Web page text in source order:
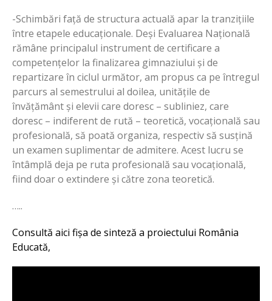
-Schimbări față de structura actuală apar la tranzițiile
între etapele educaționale. Deși Evaluarea Națională
rămâne principalul instrument de certificare a
competențelor la finalizarea gimnaziului și de
repartizare în ciclul următor, am propus ca pe întregul
parcurs al semestrului al doilea, unitățile de
învățământ și elevii care doresc – subliniez, care
doresc – indiferent de rută – teoretică, vocațională sau
profesională, să poată organiza, respectiv să susțină
un examen suplimentar de admitere. Acest lucru se
întâmplă deja pe ruta profesională sau vocațională,
fiind doar o extindere și către zona teoretică.
…..
Consultă aici fișa de sinteză a proiectului România
Educată,